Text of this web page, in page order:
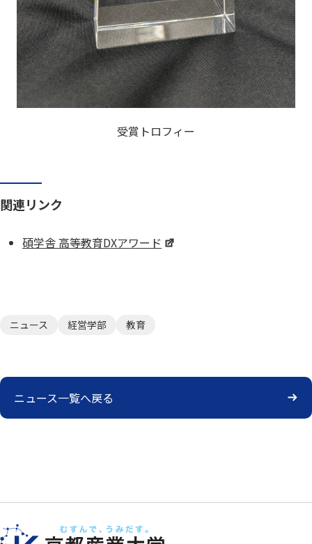
受賞トロフィー
関連リンク
碩学舎 高等教育DXアワード
ニュース 経営学部 教育
ニュース一覧へ戻る